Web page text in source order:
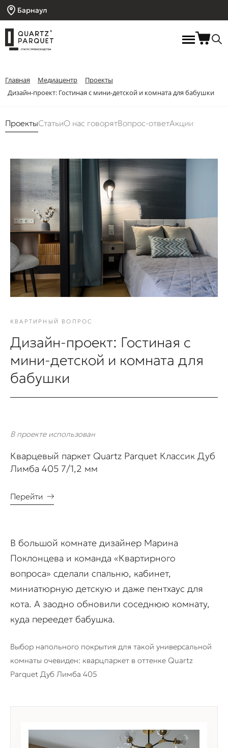
Барнаул
Главная Медиацентр
Проекты
Дизайн-проект: Гостиная с мини-детской и комната для бабушки
ПроектыСтатьиО нас говорятВопрос-ответАкции
КВАРТИРНЫЙ ВОПРОС
Дизайн-проект: Гостиная с
мини-детской и комната для
бабушки
В проекте использован
Кварцевый паркет Quartz Parquet Классик Дуб
Лимба 405 7/1,2 мм
Перейти →
В большой комнате дизайнер Марина
Поклонцева и команда «Квартирного
вопроса» сделали спальню, кабинет,
миниатюрную детскую и даже пентхаус для
кота. А заодно обновили соседнюю комнату,
куда переедет бабушка.
Выбор напольного покрытия для такой универсальной
комнаты очевиден: кварцпаркет в оттенке Quartz
Parquet Дуб Лимба 405